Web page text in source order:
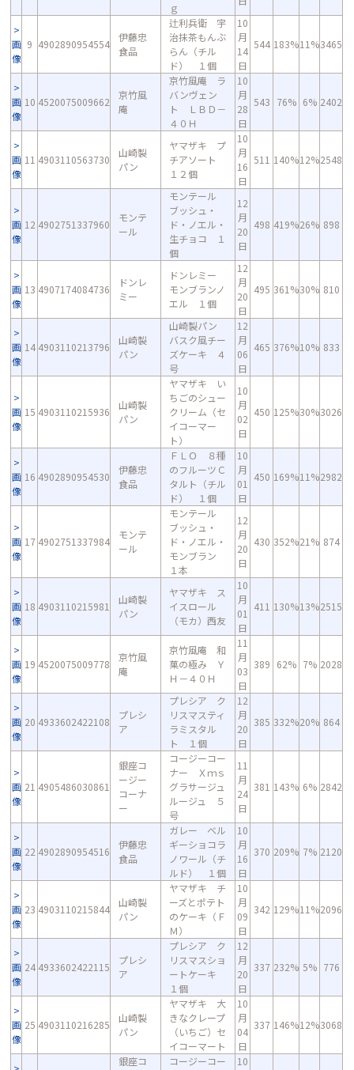
ｇ
画
像
9 4902890954554
伊藤忠
食品
辻利兵衛 宇
治抹茶もんぶ
らん（チル
ド） １個
10
月
14
日
544 183%11%3465
画
像
10 4520075009662
京竹風
庵
京竹風庵 ラ
バンヴェン
ト ＬＢＤ－
４０Ｈ
10
月
28
日
543 76% 6% 2402
画
像
11 4903110563730
山崎製
パン
ヤマザキ プ
チアソート
１２個
10
月
16
日
511 140%12%2548
画
像
12 4902751337960
モンテ
ール
モンテール
ブッシュ・
ド・ノエル・
生チョコ １
個
12
月
20
日
498 419%26% 898
画
像
13 4907174084736
ドンレ
ミー
ドンレミー
モンブランノ
エル １個
12
月
20
日
495 361%30% 810
画
像
14 4903110213796
山崎製
パン
山崎製パン
バスク風チー
ズケーキ ４
号
12
月
06
日
465 376%10% 833
画
像
15 4903110215936
山崎製
パン
ヤマザキ い
ちごのシュー
クリーム（セ
イコーマー
ト）
10
月
02
日
450 125%30%3026
画
像
16 4902890954530
伊藤忠
食品
ＦＬＯ ８種
のフルーツＣ
タルト（チル
ド） １個
10
月
01
日
450 169%11%2982
画
像
17 4902751337984
モンテ
ール
モンテール
ブッシュ・
ド・ノエル・
モンブラン
１本
12
月
20
日
430 352%21% 874
画
像
18 4903110215981
山崎製
パン
ヤマザキ ス
イスロール
（モカ）西友
10
月
01
日
411 130%13%2515
画
像
19 4520075009778
京竹風
庵
京竹風庵 和
菓の極み Ｙ
Ｈ－４０Ｈ
11
月
03
日
389 62% 7% 2028
画
像
20 4933602422108
プレシ
ア
プレシア ク
リスマスティ
ラミスタル
ト １個
12
月
20
日
385 332%20% 864
画
像
21 4905486030861
銀座コ
ージー
コーナ
ー
コージーコー
ナー Ｘｍｓ
グラサージュ
ルージュ ５
号
11
月
24
日
381 143% 6% 2842
画
像
22 4902890954516
伊藤忠
食品
ガレー ベル
ギーショコラ
ノワール（チ
ルド） １個
10
月
16
日
370 209% 7% 2120
画
像
23 4903110215844
山崎製
パン
ヤマザキ チ
ーズとポテト
のケーキ（Ｆ
Ｍ）
10
月
09
日
342 129%11%2096
画
像
24 4933602422115
プレシ
ア
プレシア ク
リスマスショ
ートケーキ
１個
12
月
20
日
337 232% 5% 776
画
像
25 4903110216285
山崎製
パン
ヤマザキ 大
きなクレープ
（いちご）セ
イコーマート
10
月
04
日
337 146%12%3068
銀座コ
コージーコー
10